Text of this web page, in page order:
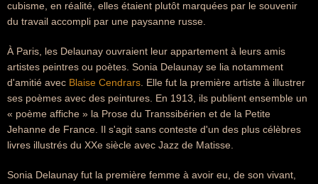
cubisme, en réalité, elles étaient plutôt marquées par le souvenir
du travail accompli par une paysanne russe.
À Paris, les Delaunay ouvraient leur appartement à leurs amis
artistes peintres ou poètes. Sonia Delaunay se lia notamment
d'amitié avec Blaise Cendrars . Elle fut la première artiste à illustrer
ses poèmes avec des peintures. En 1913, ils publient ensemble un
« poème affiche » la Prose du Transsibérien et de la Petite
Jehanne de France. Il s'agit sans conteste d'un des plus célèbres
livres illustrés du XXe siècle avec Jazz de Matisse.
Sonia Delaunay fut la première femme à avoir eu, de son vivant,